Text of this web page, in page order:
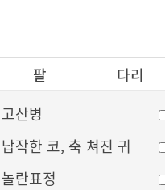
팔
다리
고산병
납작한 코, 축 쳐진 귀
놀란표정